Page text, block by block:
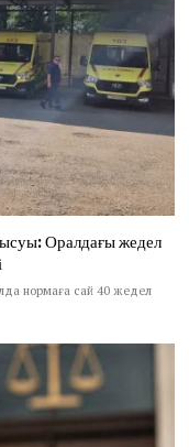
Оралдағы жедел
нормаға сай 40 жедел